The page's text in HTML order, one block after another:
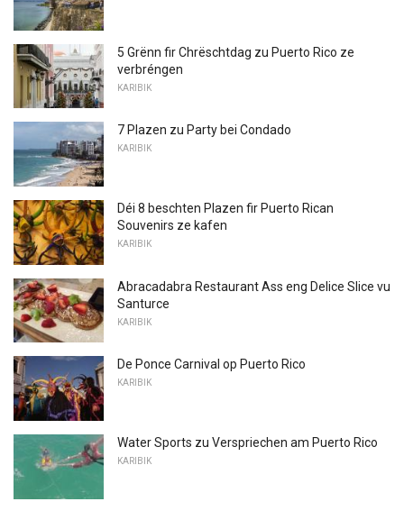
5 Grënn fir Chrëschtdag zu Puerto Rico ze
verbréngen
KARIBIK
7 Plazen zu Party bei Condado
KARIBIK
Déi 8 beschten Plazen fir Puerto Rican
Souvenirs ze kafen
KARIBIK
Abracadabra Restaurant Ass eng Delice Slice vu
Santurce
KARIBIK
De Ponce Carnival op Puerto Rico
KARIBIK
Water Sports zu Verspriechen am Puerto Rico
KARIBIK